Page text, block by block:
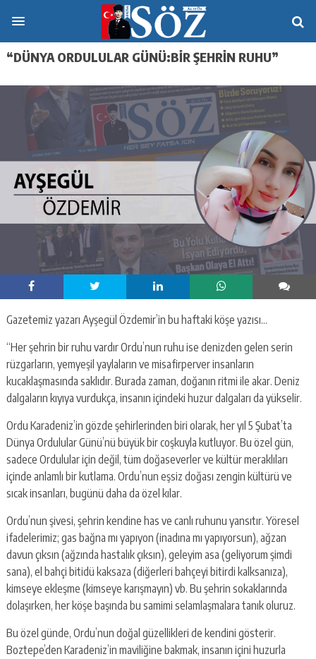
“DÜNYA ORDULULAR GÜNÜ:BİR ŞEHRİN RUHU”
Gazetemiz yazarı Ayşegül Özdemir’in bu haftaki köşe yazısı…
“Her şehrin bir ruhu vardır Ordu’nun ruhu ise denizden gelen serin
rüzgarların, yemyeşil yaylaların ve misafirperver insanların
kucaklaşmasında saklıdır. Burada zaman, doğanın ritmi ile akar. Deniz
dalgaların kıyıya vurdukça, insanın içindeki huzur dalgaları da yükselir.
Ordu Karadeniz’in gözde şehirlerinden biri olarak, her yıl 5 Şubat’ta
Dünya Ordulular Günü’nü büyük bir coşkuyla kutluyor. Bu özel gün,
sadece Ordulular için değil, tüm doğaseverler ve kültür meraklıları
içinde anlamlı bir kutlama. Ordu’nun eşsiz doğası zengin kültürü ve
sıcak insanları, bugünü daha da özel kılar.
Ordu’nun şivesi, şehrin kendine has ve canlı ruhunu yansıtır. Yöresel
ifadelerimiz; gas bağna mı yapıyon (inadına mı yapıyorsun), ağzan
davun çıksın (ağzında hastalık çıksın), geleyim asa (geliyorum şimdi
sana), el bahçi bitidü kaksaza (diğerleri bahçeyi bitirdi kalksanıza),
kimseye ekleşme (kimseye karışmayın) vb. Bu şehrin sokaklarında
dolaşırken, her köşe başında bu samimi selamlaşmalara tanık oluruz.
Bu özel günde, Ordu’nun doğal güzellikleri de kendini gösterir.
Boztepe’den Karadeniz’in maviliğine bakmak, insanın içini huzurla